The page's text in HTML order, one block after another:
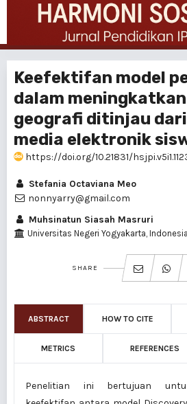
Keefektifan model
dalam
geografi ditinjau
media elektronik
https://doi.org/10.21831/
Stefania Octaviana Meo
nonnyarry@gmail.com
Muhsinatun Siasah Masruri
Universitas Negeri Yogyakarta, Indonesia
SHARE
ABSTRACT HOW TO CITE
METRICS REFERENCES
Penelitian ini bertujuan